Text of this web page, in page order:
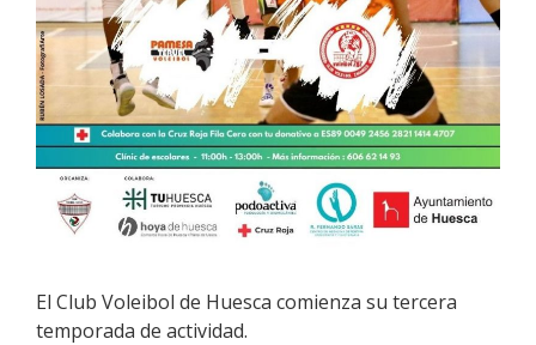
El Club Voleibol de Huesca comienza su tercera
temporada de actividad.